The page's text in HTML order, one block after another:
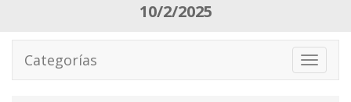
10/2/2025
Toggle
Categorías